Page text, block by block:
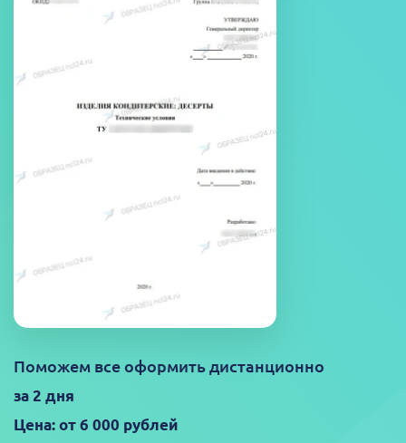
Поможем все оформить дистанционно
за 2 дня
Цена: от 6 000 рублей